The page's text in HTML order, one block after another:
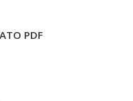
PDF